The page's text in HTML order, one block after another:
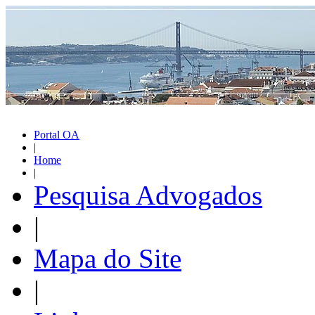
Portal OA
|
Home
|
Pesquisa Advogados
|
Mapa do Site
|